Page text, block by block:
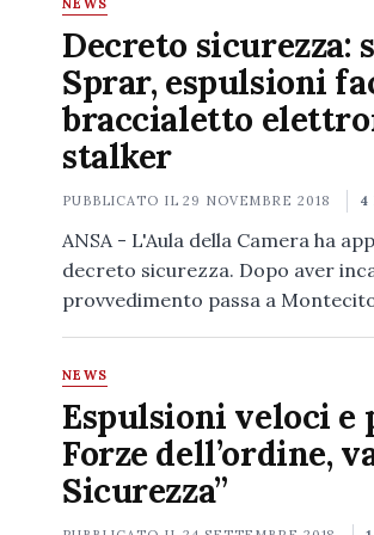
NEWS
Decreto sicurezza:
Sprar, espulsioni
braccialetto
stalker
PUBBLICATO IL29 NOVEMBRE 2018 4
ANSA - L'Aula della Camera ha
decreto sicurezza. Dopo aver
provvedimento passa a
NEWS
Espulsioni veloci e
Forze dell’ordine,
Sicurezza”